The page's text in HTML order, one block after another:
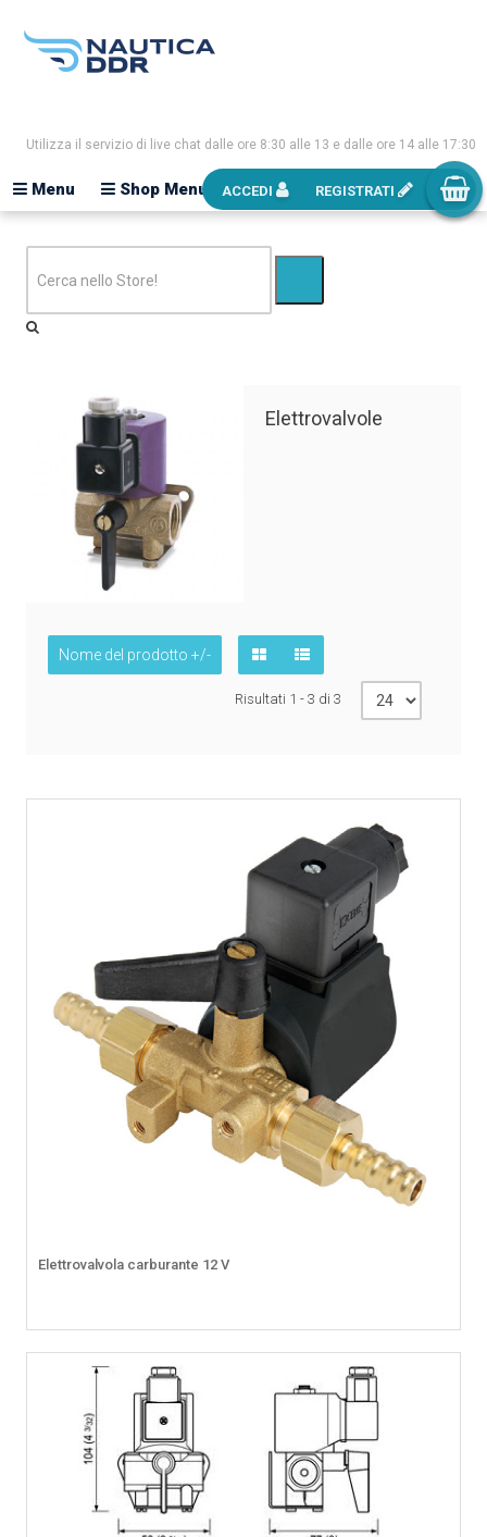
Utilizza il servizio di live chat dalle ore 8:30 alle 13 e dalle ore 14 alle 17:30
Shop Menu
Menu ACCEDI REGISTRATI
Elettrovalvole
Nome del prodotto +/-
Risultati 1 - 3 di 3
Elettrovalvola carburante 12 V